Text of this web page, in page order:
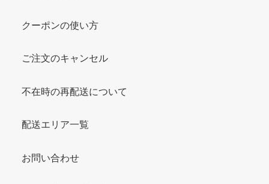
クーポンの使い方
ご注文のキャンセル
不在時の再配送について
配送エリア一覧
お問い合わせ